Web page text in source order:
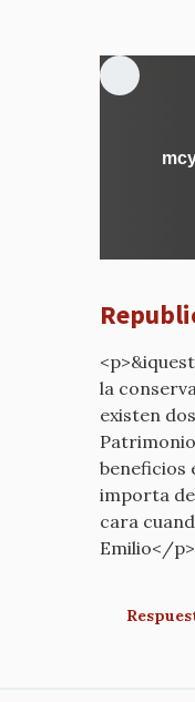
la
existen
beneficios
importa
cara
Emilio</p>